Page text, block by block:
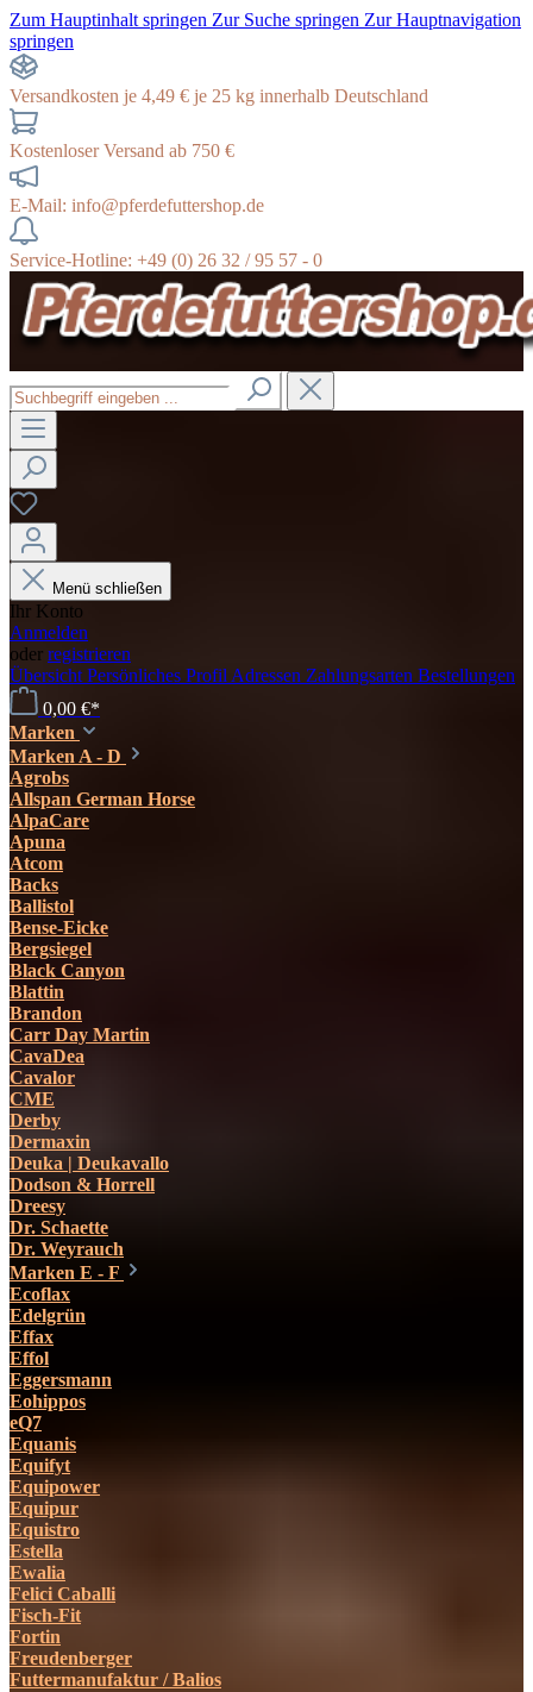
Zum Hauptinhalt springen Zur Suche springen Zur Hauptnavigation
springen
Versandkosten je 4,49 € je 25 kg innerhalb Deutschland
Kostenloser Versand ab 750 €
E-Mail: info@pferdefuttershop.de
Service-Hotline: +49 (0) 26 32 / 95 57 - 0
Menü schließen
Ihr Konto
Anmelden
oder registrieren
Übersicht Persönliches Profil Adressen Zahlungsarten Bestellungen
0,00 €*
Marken
Marken A - D
Agrobs
Allspan German Horse
AlpaCare
Apuna
Atcom
Backs
Ballistol
Bense-Eicke
Bergsiegel
Black Canyon
Blattin
Brandon
Carr Day Martin
CavaDea
Cavalor
CME
Derby
Dermaxin
Deuka | Deukavallo
Dodson & Horrell
Dreesy
Dr. Schaette
Dr. Weyrauch
Marken E - F
Ecoflax
Edelgrün
Effax
Effol
Eggersmann
Eohippos
eQ7
Equanis
Equifyt
Equipower
Equipur
Equistro
Estella
Ewalia
Felici Caballi
Fisch-Fit
Fortin
Freudenberger
Futtermanufaktur / Balios